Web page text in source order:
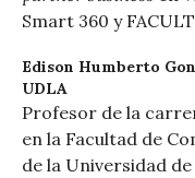
Smart 360 y
Edison Humberto
UDLA
Profesor de la
en la Facultad de
de la Universidad